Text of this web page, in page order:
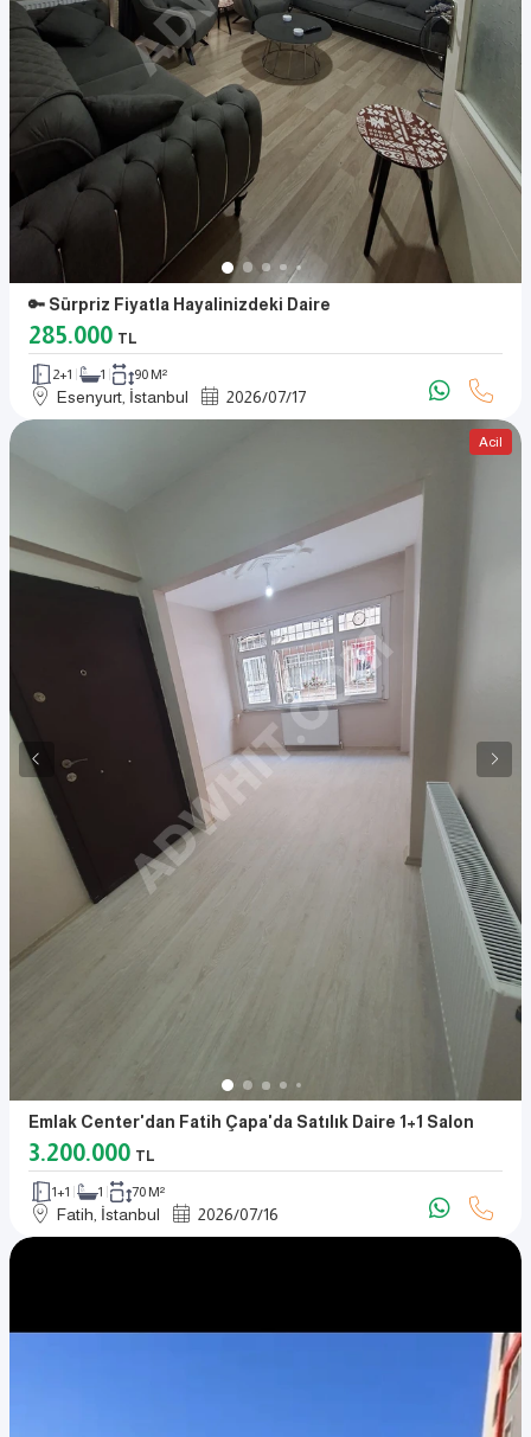
🔑 Sürpriz Fiyatla Hayalinizdeki Daire
285.000 TL
2+1 1 90 M²
Esenyurt, İstanbul 2026/07/17
Acil
Emlak Center'dan Fatih Çapa'da Satılık Daire 1+1 Salon
3.200.000 TL
1+1 1 70 M²
Fatih, İstanbul 2026/07/16